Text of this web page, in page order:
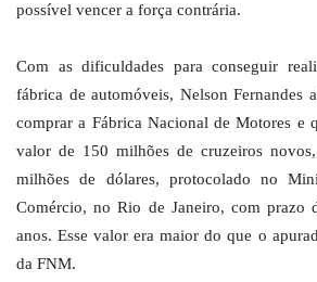
possível vencer a força contrária.
Com as dificuldades para conseguir
fábrica de automóveis, Nelson Fernandes
comprar a Fábrica Nacional de Motores e
valor de 150 milhões de cruzeiros
milhões de dólares, protocolado no
Comércio, no Rio de Janeiro, com prazo
anos. Esse valor era maior do que o
da FNM.